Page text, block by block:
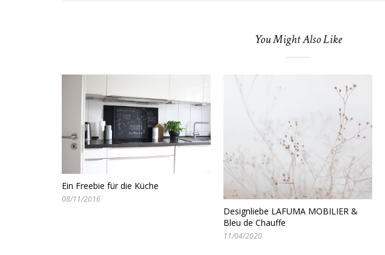
You Might Also Like
Ein Freebie für die Küche
08/11/2016
Designliebe LAFUMA MOBILIER &
Bleu de Chauffe
11/04/2020